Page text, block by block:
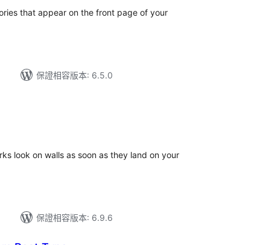
that appear on the front page of your
保證相容版本: 6.5.0
look on walls as soon as they land on your
保證相容版本: 6.9.6